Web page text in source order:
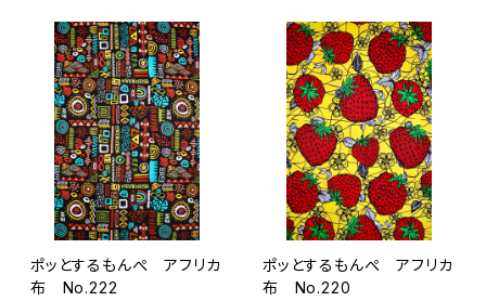
ポッとするもんぺ アフリカ
布 No.222
ポッとするもんぺ アフリカ
布 No.220